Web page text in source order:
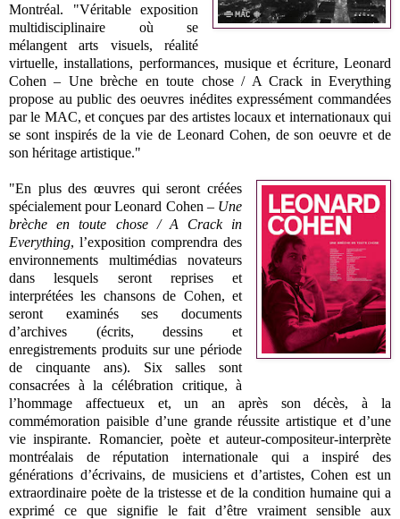
Montréal. "Véritable exposition
multidisciplinaire où se
mélangent arts visuels, réalité
virtuelle, installations, performances, musique et écriture, Leonard
Cohen – Une brèche en toute chose / A Crack in Everything
propose au public des oeuvres inédites expressément commandées
par le MAC, et conçues par des artistes locaux et internationaux qui
se sont inspirés de la vie de Leonard Cohen, de son oeuvre et de
son héritage artistique."
"En plus des œuvres qui seront créées
spécialement pour Leonard Cohen – Une
brèche en toute chose / A Crack in
Everything, l’exposition comprendra des
environnements multimédias novateurs
dans lesquels seront reprises et
interprétées les chansons de Cohen, et
seront examinés ses documents
d’archives (écrits, dessins et
enregistrements produits sur une période
de cinquante ans). Six salles sont
consacrées à la célébration critique, à
l’hommage affectueux et, un an après son décès, à la
commémoration paisible d’une grande réussite artistique et d’une
vie inspirante. Romancier, poète et auteur-compositeur-interprète
montréalais de réputation internationale qui a inspiré des
générations d’écrivains, de musiciens et d’artistes, Cohen est un
extraordinaire poète de la tristesse et de la condition humaine qui a
exprimé ce que signifie le fait d’être vraiment sensible aux